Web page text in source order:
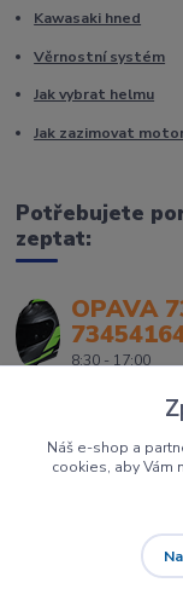
Kawasaki hned
Věrnostní systém
Jak vybrat helmu
Jak zazimovat
Potřebujete
zeptat:
OPAVA
8:30 - 17:00
Největší prodejce
Náš e-shop a
cookies, aby Vám